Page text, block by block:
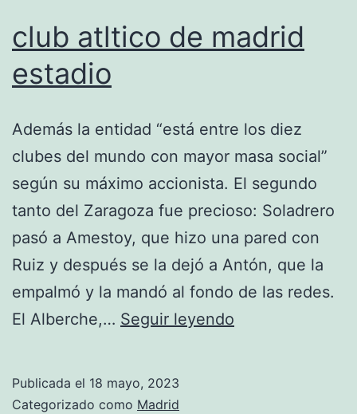
club atltico de madrid
estadio
Además la entidad “está entre los diez
clubes del mundo con mayor masa social”
según su máximo accionista. El segundo
tanto del Zaragoza fue precioso: Soladrero
pasó a Amestoy, que hizo una pared con
Ruiz y después se la dejó a Antón, que la
empalmó y la mandó al fondo de las redes.
El Alberche,… Seguir leyendo
Publicada el 18 mayo, 2023
Categorizado como Madrid